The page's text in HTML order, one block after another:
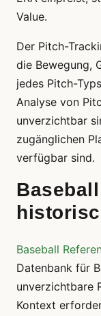
Value.
Der Pitch-
die Bewegung,
jedes Pitch-
Analyse von
unverzichtbar
zugänglichen
verfügbar sind.
Baseball
Datenbank für
unverzichtbare
Kontext